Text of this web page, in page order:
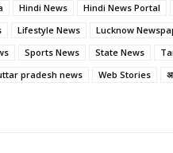
Hindi News Hindi News Portal
Lifestyle News Lucknow
Sports News State News
pradesh news Web Stories